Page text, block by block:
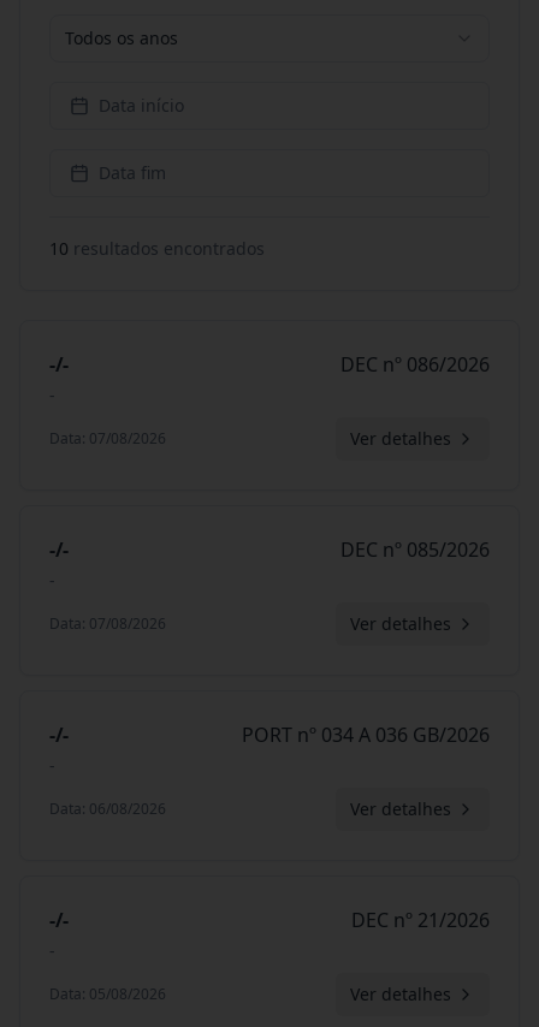
Todos os anos
Data início
Data fim
10 resultados encontrados
-/-
-
DEC nº 086/2026
Data: 07/08/2026 Ver detalhes
-/-
-
DEC nº 085/2026
Data: 07/08/2026 Ver detalhes
-/-
-
PORT nº 034 A 036 GB/2026
Data: 06/08/2026 Ver detalhes
-/-
-
DEC nº 21/2026
Data: 05/08/2026 Ver detalhes